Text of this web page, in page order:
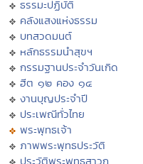
ธรรมะปฏิบัติ
คลังแสงแห่งธรรม
บทสวดมนต์
หลักธรรมนำสุขฯ
กรรมฐานประจำวันเกิด
ฮีต ๑๒ คอง ๑๔
งานบุญประจำปี
ประเพณีทั่วไทย
พระพุทธเจ้า
ภาพพระพุทธประวัติ
ประวัติพระพุทธสาวก